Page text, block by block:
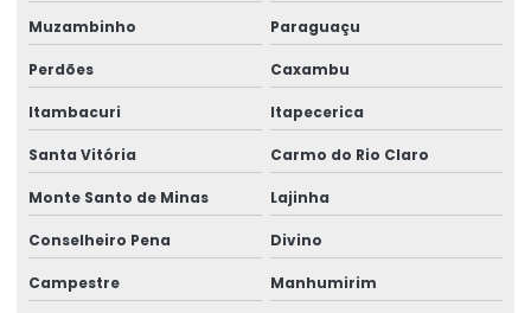
Talha Elétrica Cabo De Aço
Talha Elétrica Capacidade 5 Toneladas
Talha Elétrica Com Capacidade Até 5 Toneladas
Talha Elétrica Com Controle Inteligente
Talha Elétrica Com Inversor De Frequência
Muzambinho Paraguaçu
Perdões Caxambu
Itambacuri Itapecerica
Santa Vitória Carmo do Rio Claro
Monte Santo de Minas Lajinha
Conselheiro Pena Divino
Campestre Manhumirim